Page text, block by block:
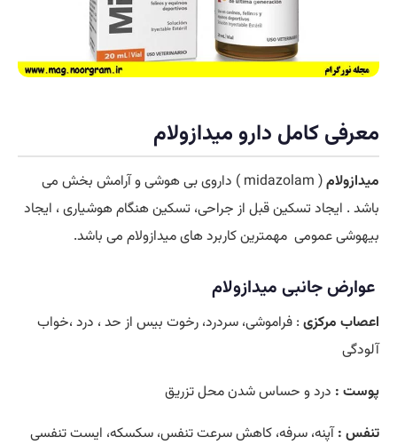
معرفی کامل دارو میدازولام
میدازولام(
midazolam ) داروی بی هوشی و آرامش بخش می
باشد . ایجاد تسکین قبل از جراحی، تسکین هنگام هوشیاری ، ایجاد
بیهوشی عمومی مهمترین کاربرد های میدازولام می باشد.
عوارض جانبی میدازولام
اعصاب مرکزی : فراموشی، سردرد، رخوت بیس از حد ، درد ،‌خواب
آلودگی
پوست : درد و حساس شدن محل تزریق
تنفس :آپنه، سرفه، کاهش سرعت تنفس، سکسکه، ایست تنفسی